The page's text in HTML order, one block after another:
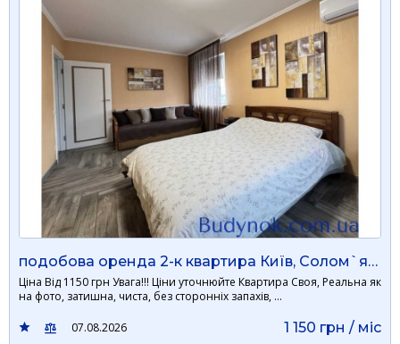
подобова оренда 2-к квартира Київ, Солом`янський, 1150 грн./добу
Ціна Від 1150 грн Увага!!! Ціни уточнюйте Квартира Своя, Реальна як
на фото, затишна, чиста, без сторонніх запахів, …
07.08.2026 1 150 грн / мiс